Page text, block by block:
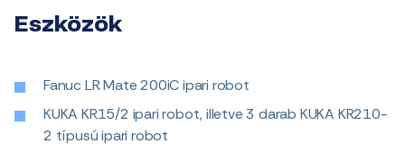
Eszközök
Fanuc LR Mate 200iC ipari robot
KUKA KR15/2 ipari robot, illetve 3 darab KUKA KR210-
2 típusú ipari robot